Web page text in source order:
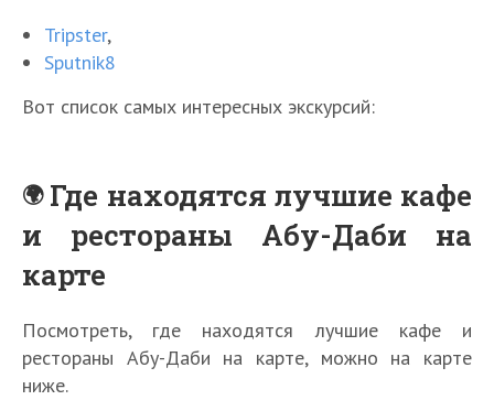
Tripster,
Sputnik8
Вот список самых интересных экскурсий:
Где находятся лучшие кафе
и рестораны Абу-Даби на
карте
Посмотреть, где находятся лучшие кафе и
рестораны Абу-Даби на карте, можно на карте
ниже.